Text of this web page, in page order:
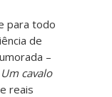
para todo
de
–
Um cavalo
reais